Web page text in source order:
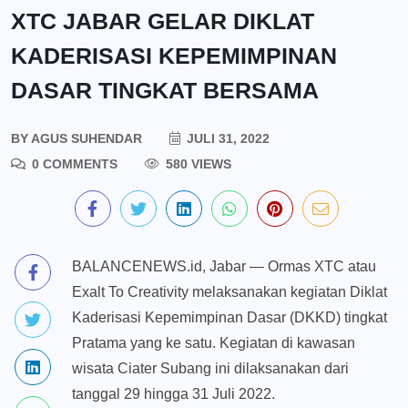
XTC JABAR GELAR DIKLAT
KADERISASI KEPEMIMPINAN
DASAR TINGKAT BERSAMA
BYAGUS SUHENDAR
JULI 31, 2022
0 COMMENTS
580 VIEWS
BALANCENEWS.id, Jabar — Ormas XTC atau
Exalt To Creativity melaksanakan kegiatan Diklat
Kaderisasi Kepemimpinan Dasar (DKKD) tingkat
Pratama yang ke satu. Kegiatan di kawasan
wisata Ciater Subang ini dilaksanakan dari
tanggal 29 hingga 31 Juli 2022.